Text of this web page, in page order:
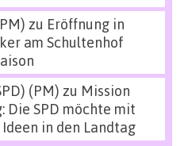
zu Eröffnung in
am Schultenhof
(PM) zu Mission
SPD möchte mit
in den Landtag